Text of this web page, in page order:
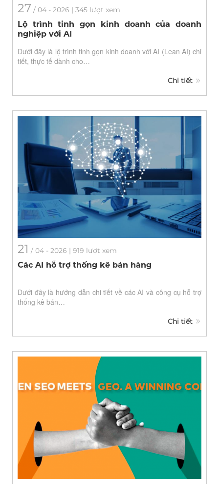
27 / 04 - 2026 | 345 lượt xem
Lộ trình tinh gọn kinh doanh của doanh
nghiệp với AI
Dưới đây là lộ trình tinh gọn kinh doanh với AI (Lean AI) chi
tiết, thực tế dành cho…
Chi tiết
21 / 04 - 2026 | 919 lượt xem
Các AI hỗ trợ thống kê bán hàng
Dưới đây là hướng dẫn chi tiết về các AI và công cụ hỗ trợ
thống kê bán…
Chi tiết